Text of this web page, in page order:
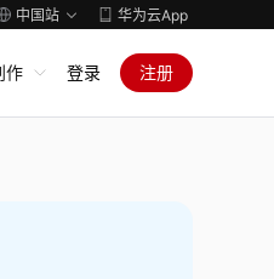
中国站 华为云App
作 登录 注册